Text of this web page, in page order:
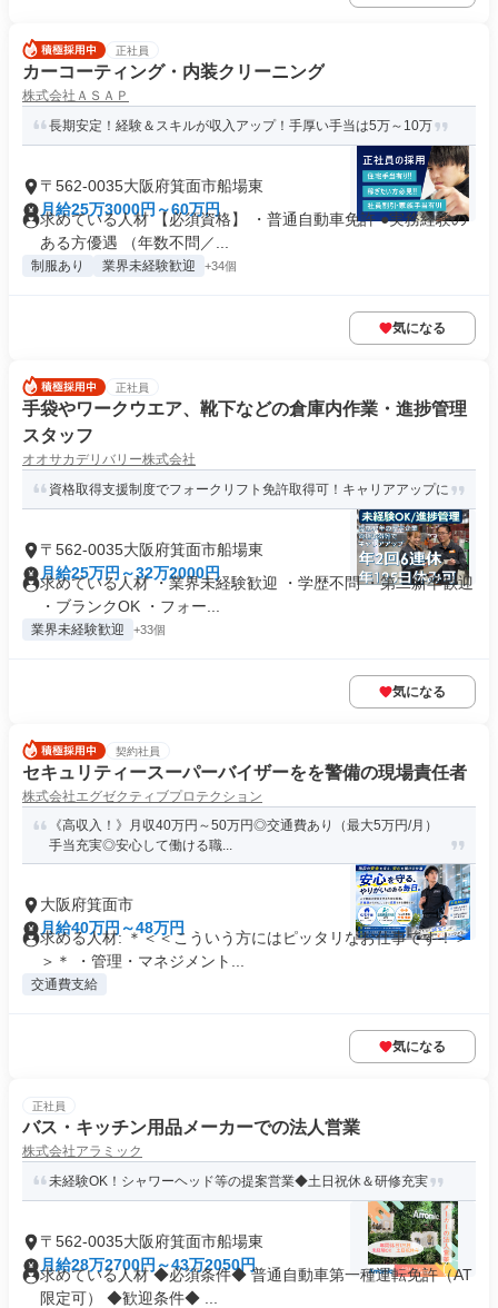
正社員
カーコーティング・内装クリーニング
株式会社ＡＳＡＰ
長期安定！経験＆スキルが収入アップ！手厚い手当は5万～10万
〒562-0035大阪府箕面市船場東
月給25万3000円～60万円
求めている人材 【必須資格】 ・普通自動車免許 ●実務経験の
ある方優遇 （年数不問／...
制服あり 業界未経験歓迎 +34個
気になる
正社員
手袋やワークウエア、靴下などの倉庫内作業・進捗管理
スタッフ
オオサカデリバリー株式会社
資格取得支援制度でフォークリフト免許取得可！キャリアアップに
〒562-0035大阪府箕面市船場東
月給25万円～32万2000円
求めている人材 ・業界未経験歓迎 ・学歴不問 ・第二新卒歓迎
・ブランクOK ・フォー...
業界未経験歓迎 +33個
気になる
契約社員
セキュリティースーパーバイザーをを警備の現場責任者
株式会社エグゼクティブプロテクション
《高収入！》月収40万円～50万円◎交通費あり（最大5万円/月）
手当充実◎安心して働ける職...
大阪府箕面市
月給40万円～48万円
求める人材: ＊＜＜こういう方にはピッタリなお仕事です！＞
＞＊ ・管理・マネジメント...
交通費支給
気になる
正社員
バス・キッチン用品メーカーでの法人営業
株式会社アラミック
未経験OK！シャワーヘッド等の提案営業◆土日祝休＆研修充実
〒562-0035大阪府箕面市船場東
月給28万2700円～43万2050円
求めている人材 ◆必須条件◆ 普通自動車第一種運転免許（AT
限定可） ◆歓迎条件◆ ...